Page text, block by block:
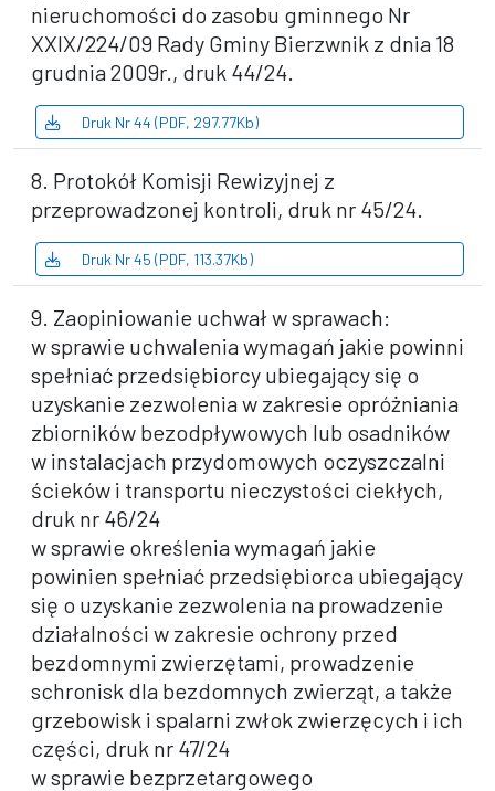
nieruchomości do zasobu gminnego Nr
XXIX/224/09 Rady Gminy Bierzwnik z dnia 18
grudnia 2009r., druk 44/24.
Druk Nr 44 (PDF, 297.77Kb)
8. Protokół Komisji Rewizyjnej z
przeprowadzonej kontroli, druk nr 45/24.
Druk Nr 45 (PDF, 113.37Kb)
9. Zaopiniowanie uchwał w sprawach:
w sprawie uchwalenia wymagań jakie powinni
spełniać przedsiębiorcy ubiegający się o
uzyskanie zezwolenia w zakresie opróżniania
zbiorników bezodpływowych lub osadników
w instalacjach przydomowych oczyszczalni
ścieków i transportu nieczystości ciekłych,
druk nr 46/24
w sprawie określenia wymagań jakie
powinien spełniać przedsiębiorca ubiegający
się o uzyskanie zezwolenia na prowadzenie
działalności w zakresie ochrony przed
bezdomnymi zwierzętami, prowadzenie
schronisk dla bezdomnych zwierząt, a także
grzebowisk i spalarni zwłok zwierzęcych i ich
części, druk nr 47/24
w sprawie bezprzetargowego